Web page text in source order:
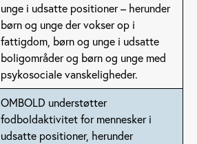
unge i udsatte positioner – herunder
børn og unge der vokser op i
fattigdom, børn og unge i udsatte
boligområder og børn og unge med
psykosociale vanskeligheder.
OMBOLD understøtter
fodboldaktivitet for mennesker i
udsatte positioner, herunder